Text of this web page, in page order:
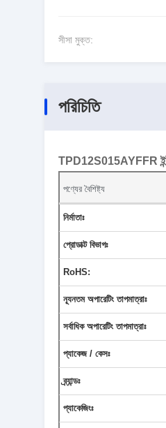
সীসা মুক্ত:
পরিচিতি
TPD12S015AYFFR
পণ্যের বৈশিষ্ট্য
নির্মাতাঃ
প্রোডাক্ট বিভাগঃ
RoHS:
ন্যূনতম অপারেটিং তাপমাত্রাঃ
সর্বাধিক অপারেটিং তাপমাত্রাঃ
প্যাকেজ / কেসঃ
ব্র্যান্ডঃ
প্যাকেজিংঃ